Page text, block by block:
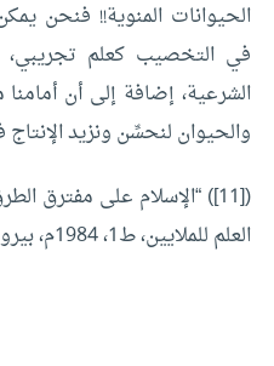
الحيوانات المنوية!! فنحن
في التخصيب كعلم تجريبي،
الشرعية، إضافة إلى أن
والحيوان لنحسِّن ونزيد الإنتاج
العلم للملايين، ط1، 1984م، بيروت.